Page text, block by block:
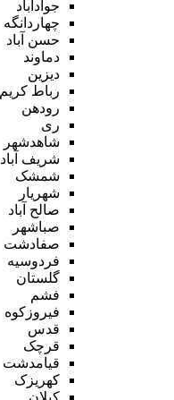
جوادآباد
چهاردانگه
حسن آباد
دماوند
دیزین
رباط کریم
رودهن
ری
شاهدشهر
شریف آباد
شمشک
شهریار
صالح آباد
صباشهر
صفادشت
فردوسیه
گلستان
فشم
فیروزکوه
قدس
قرچک
قیامدشت
کهریزک
کیلان